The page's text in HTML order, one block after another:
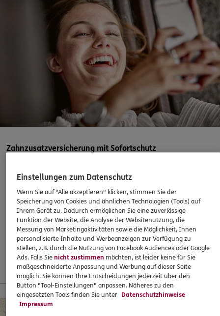
ERGO
Niklas Kratzmüller
Bergstr. 40,74243 Langenbrettach (15.5 km)
Homepage besuchen
ERGO
Gian-Luca Schwaab
Tiefenbacher Str. 4 74831 Gundelsheim(16.5 km)
Homepage besuchen
5/5 ERGO
Bahnhofstraße 1,74354 Besigheim(16.6 km)
Alfred Abel
Humboldtstr. 24,74626 Bretzfeld(16.9 km)
Homepage besuchen
5 /5 ERGO
Thomas Evels
Besigheimer Str. 1,Nagelfabrik 74369 Löchgau
(17.0 km)
Homepage besuchen
Zahnzusatzversicherung mit Sofortschutz
Abschließen, wenn es eigentlich schon zu spät ist? Mit
ERGO klappts! Sogar, wenn die Behandlung bereits
begonnen hat. Oder ein Heil- und Kostenplan vorliegt –
super!
37,60€ monatlich
Mehr erfahren
13 % Startbonus für junge Leute
Einstellungen zum Datenschutz
Wenn Sie auf "Alle akzeptieren" klicken, stimmen Sie der
Speicherung von Cookies und ähnlichen Technologien (Tools) auf
Ihrem Gerät zu. Dadurch ermöglichen Sie eine zuverlässige
Funktion der Website, die Analyse der Websitenutzung, die
Messung von Marketingaktivitäten sowie die Möglichkeit, Ihnen
personalisierte Inhalte und Werbeanzeigen zur Verfügung zu
stellen, z.B. durch die Nutzung von Facebook Audiences oder Google
Ads. Falls Sienicht zustimmen möchten, ist leider keine für Sie
maßgeschneiderte Anpassung und Werbung auf dieser Seite
möglich. Sie können Ihre Entscheidungen jederzeit über den
Button "Tool-Einstellungen" anpassen. Näheres zu den
eingesetzten Tools finden Sie unter Datenschutzhinweise
Impressum